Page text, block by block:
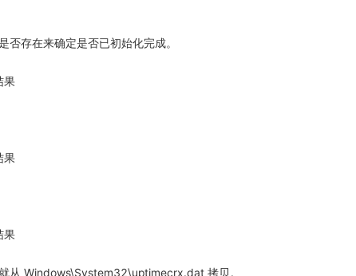
存在来确定是否已初始化完成。
Windows\System32\uptimecrx.dat 拷贝。